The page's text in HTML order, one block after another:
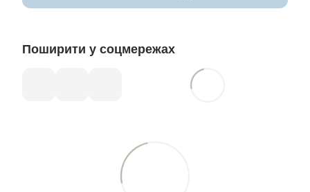
Поширити у соцмережах